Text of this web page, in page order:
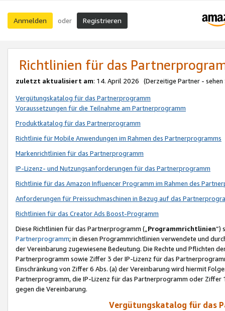
Anmelden oder Registrieren
Richtlinien für das
zuletzt aktualisiert am: 14. April 2026 (Derzeitige Partner - sehen
Vergütungskatalog für das Partnerprogramm
Voraussetzungen für die Teilnahme am Partnerprogramm
Produktkatalog für das Partnerprogramm
Richtlinie für Mobile Anwendungen im Rahmen des Partnerprogramms
Markenrichtlinien für das Partnerprogramm
IP-Lizenz- und Nutzungsanforderungen für das Partnerprogramm
Richtlinie für das Amazon Influencer Programm im Rahmen des
Anforderungen für Preissuchmaschinen in Bezug auf das
Richtlinien für das Creator Ads Boost-Programm
Diese Richtlinien für das Partnerprogramm („Programmrichtlinien“)
Partnerprogramm; in diesen Programmrichtlinien verwendete und
der Vereinbarung zugewiesene Bedeutung. Die Rechte und Pflichten
Partnerprogramm sowie Ziffer 3 der IP-Lizenz für das
Einschränkung von Ziffer 6 Abs. (a) der Vereinbarung wird hiermit
Partnerprogramm, die IP-Lizenz für das Partnerprogramm oder
gegen die Vereinbarung.
Vergütungskatalog für das